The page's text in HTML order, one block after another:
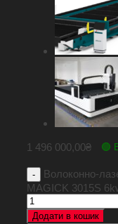
1 496 000,00₴ 🟢
Волоконно-
MAGICK 3015S
Додати в кошик